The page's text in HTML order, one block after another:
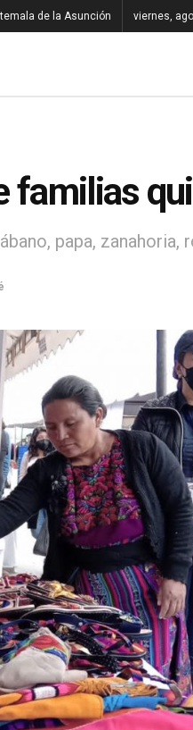
de la Asunción viernes,
familias
papa, zanahoria,